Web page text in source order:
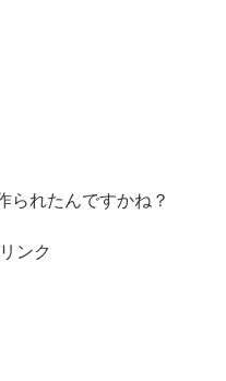
られたんですかね？
ンク